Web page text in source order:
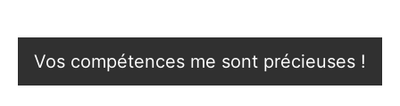
Vos compétences me sont précieuses !